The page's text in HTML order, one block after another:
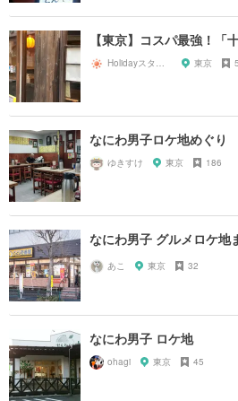
【東京】コスパ最強！「
東京 5
なにわ男子ロケ地めぐり
ゆきすけ 東京 186
なにわ男子 グルメロケ
あこ 東京 32
なにわ男子 ロケ地
ohagi 東京 45